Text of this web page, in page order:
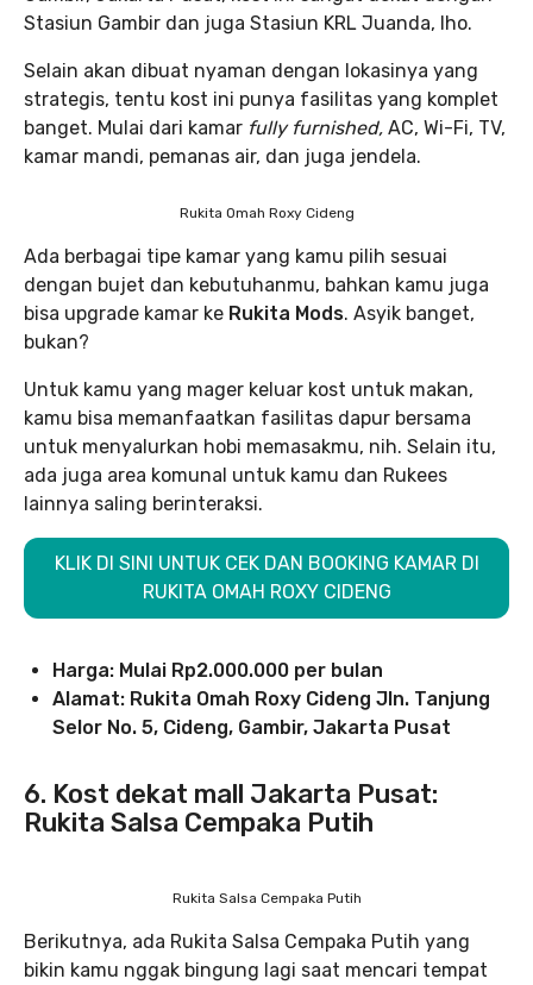
Stasiun Gambir dan juga Stasiun KRL Juanda, lho.
Selain akan dibuat nyaman dengan lokasinya yang
strategis, tentu kost ini punya fasilitas yang komplet
banget. Mulai dari kamar fully furnished, AC, Wi-Fi, TV,
kamar mandi, pemanas air, dan juga jendela.
Rukita Omah Roxy Cideng
Ada berbagai tipe kamar yang kamu pilih sesuai
dengan bujet dan kebutuhanmu, bahkan kamu juga
bisa upgrade kamar ke Rukita Mods. Asyik banget,
bukan?
Untuk kamu yang mager keluar kost untuk makan,
kamu bisa memanfaatkan fasilitas dapur bersama
untuk menyalurkan hobi memasakmu, nih. Selain itu,
ada juga area komunal untuk kamu dan Rukees
lainnya saling berinteraksi.
KLIK DI SINI UNTUK CEK DAN BOOKING KAMAR DI
RUKITA OMAH ROXY CIDENG
Harga: Mulai Rp2.000.000 per bulan
Alamat: Rukita Omah Roxy Cideng Jln. Tanjung
Selor No. 5, Cideng, Gambir, Jakarta Pusat
6. Kost dekat mall Jakarta Pusat:
Rukita Salsa Cempaka Putih
Rukita Salsa Cempaka Putih
Berikutnya, ada Rukita Salsa Cempaka Putih yang
bikin kamu nggak bingung lagi saat mencari tempat